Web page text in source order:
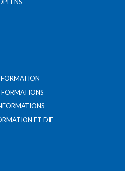
FORMATION
FORMATIONS
ET DIF